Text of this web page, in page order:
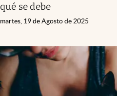
qué se debe
martes, 19 de Agosto de 2025